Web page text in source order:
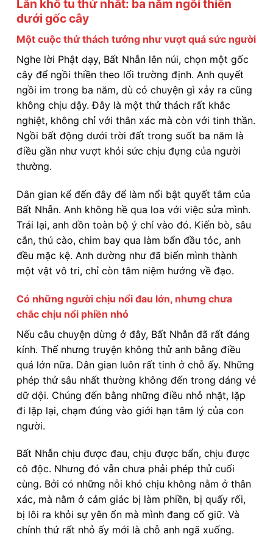
Lần khổ tu thứ nhất: ba năm ngồi thiền
dưới gốc cây
Một cuộc thử thách tưởng như vượt quá sức người
Nghe lời Phật dạy, Bất Nhẫn lên núi, chọn một gốc
cây để ngồi thiền theo lối trường định. Anh quyết
ngồi im trong ba năm, dù có chuyện gì xảy ra cũng
không chịu dậy. Đây là một thử thách rất khắc
nghiệt, không chỉ với thân xác mà còn với tinh thần.
Ngồi bất động dưới trời đất trong suốt ba năm là
điều gần như vượt khỏi sức chịu đựng của người
thường.
Dân gian kể đến đây để làm nổi bật quyết tâm của
Bất Nhẫn. Anh không hề qua loa với việc sửa mình.
Trái lại, anh dồn toàn bộ ý chí vào đó. Kiến bò, sâu
cắn, thú cào, chim bay qua làm bẩn đầu tóc, anh
đều mặc kệ. Anh dường như đã biến mình thành
một vật vô tri, chỉ còn tâm niệm hướng về đạo.
Có những người chịu nổi đau lớn, nhưng chưa
chắc chịu nổi phiền nhỏ
Nếu câu chuyện dừng ở đây, Bất Nhẫn đã rất đáng
kính. Thế nhưng truyện không thử anh bằng điều
quá lớn nữa. Dân gian luôn rất tinh ở chỗ ấy. Những
phép thử sâu nhất thường không đến trong dáng vẻ
dữ dội. Chúng đến bằng những điều nhỏ nhặt, lặp
đi lặp lại, chạm đúng vào giới hạn tâm lý của con
người.
Bất Nhẫn chịu được đau, chịu được bẩn, chịu được
cô độc. Nhưng đó vẫn chưa phải phép thử cuối
cùng. Bởi có những nỗi khó chịu không nằm ở thân
xác, mà nằm ở cảm giác bị làm phiền, bị quấy rối,
bị lôi ra khỏi sự yên ổn mà mình đang cố giữ. Và
chính thứ rất nhỏ ấy mới là chỗ anh ngã xuống.